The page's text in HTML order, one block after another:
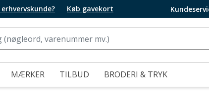
Køb gavekort
MÆRKER TILBUD BRODERI & TRYK